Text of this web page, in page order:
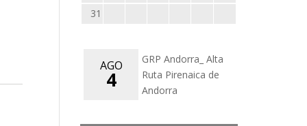
31
AGO
4
GRP Andorra_ Alta
Ruta Pirenaica de
Andorra